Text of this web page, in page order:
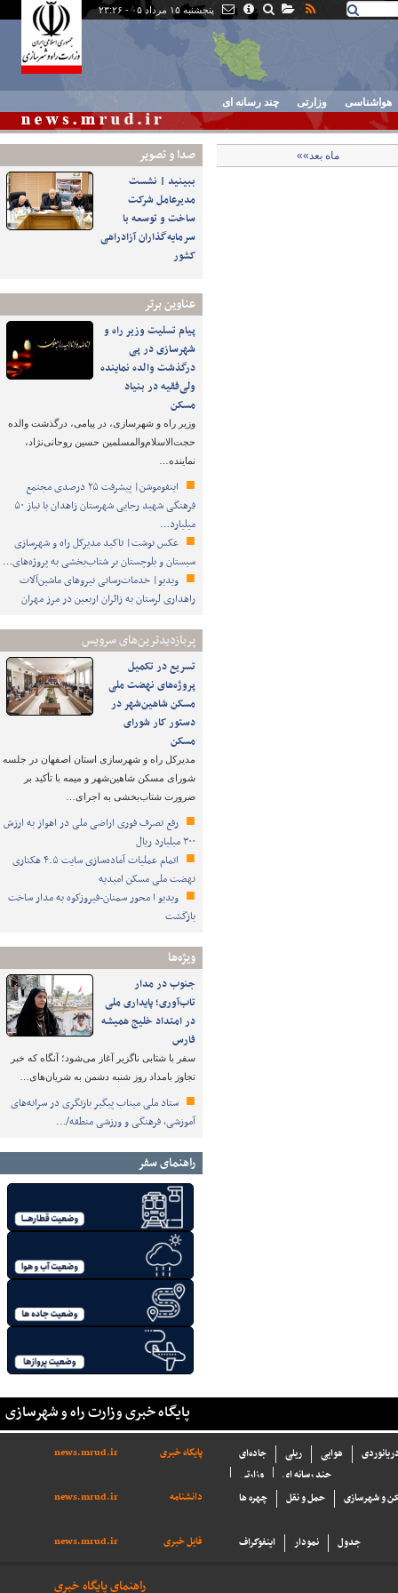
پنجشنبه ۱۵ مرداد ۰۵ - ۲۳:۲۶
هواشناسی وزارتی چند رسانه ای
صدا و تصوير
ببینید | نشست
مدیرعامل شرکت
ساخت و توسعه با
سرمایه‌گذاران آزادراهی
کشور
عناوین برتر
پیام تسلیت وزیر راه و
شهرسازی در پی
درگذشت والده نماینده
ولی‌فقیه در بنیاد
مسکن
وزیر راه و شهرسازی، در پیامی، درگذشت والده
حجت‌الاسلام‌والمسلمین حسین روحانی‌نژاد،
نماینده…
اینفوموشن| پیشرفت ۲۵ درصدی مجتمع
فرهنگی شهید رجایی شهرستان زاهدان با نیاز ۵۰
میلیارد…
عکس نوشت| تاکید مدیرکل راه و شهرسازی
سیستان و بلوچستان بر شتاب‌بخشی به پروژه‌های…
ویدیو| خدمات‌رسانی نیروهای ماشین‌آلات
راهداری لرستان به زائران اربعین در مرز مهران
پربازدیدترین‌های سرویس
تسریع در تکمیل
پروژه‌های نهضت ملی
مسکن شاهین‌شهر در
دستور کار شورای
مسکن
مدیرکل راه و شهرسازی استان اصفهان در جلسه
شورای مسکن شاهین‌شهر و میمه با تأکید بر
ضرورت شتاب‌بخشی به اجرای…
رفع تصرف فوری اراضی ملی در اهواز به ارزش
۳۰۰ میلیارد ریال
اتمام عملیات آماده‌سازی سایت ۴.۵ هکتاری
نهضت ملی مسکن امیدیه
ویدیو ا محور سمنان-فیروزکوه به مدار ساخت
بازگشت
ویژه‌ها
جنوب در مدار
تاب‌آوری؛ پایداری ملی
در امتداد خلیج همیشه
فارس
سفر با شتابی ناگزیر آغاز می‌شود؛ آنگاه که خبر
تجاوز بامداد روز شنبه دشمن به شریان‌های…
ستاد ملی میناب پیگیر بازنگری در سرانه‌های
آموزشی، فرهنگی و ورزشی منطقه/…
راهنمای سفر
ماه بعد»»
پایگاه خبری وزارت راه و شهرسازی
پایگاه خبری news.mrud.ir جاده‌ای ریلی هوایی
وزارتی
چند رسانه ای
دانشنامه
news.mrud.ir چهره ها حمل و نقل و شهرسازی
فایل خبری news.mrud.ir اینفوگراف نمودار جدول
راهنمای پایگاه خبری